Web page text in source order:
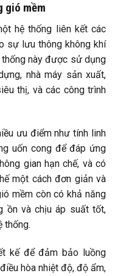
gió mềm
hệ thống liên kết các
sự lưu thông không khí
thống này được sử dụng
nhà máy sản xuất,
thị, và các công trình
ưu điểm như tính linh
uốn cong để đáp ứng
gian hạn chế, và có
một cách đơn giản và
mềm còn có khả năng
ồn và chịu áp suất tốt,
thống.
kế để đảm bảo luồng
hòa nhiệt độ, độ ẩm,